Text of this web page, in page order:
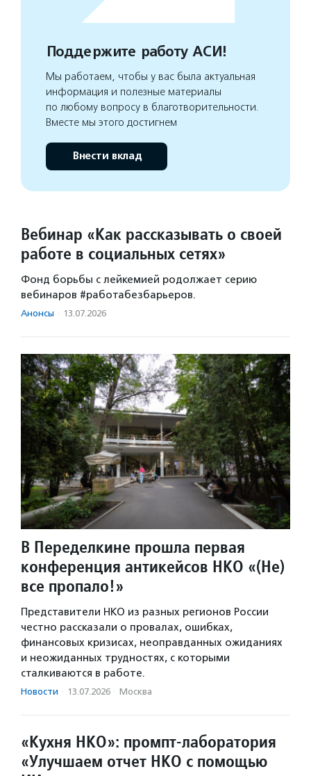
Поддержите работу АСИ!
Мы работаем, чтобы у вас была актуальная
информация и полезные материалы
по любому вопросу в благотворительности.
Вместе мы этого достигнем
Внести вклад
Вебинар «Как рассказывать о своей
работе в социальных сетях»
Фонд борьбы с лейкемией родолжает серию
вебинаров #работабезбарьеров.
Анонсы · 13.07.2026
В Переделкине прошла первая
конференция антикейсов НКО «(Не)
все пропало!»
Представители НКО из разных регионов России
честно рассказали о провалах, ошибках,
финансовых кризисах, неоправданных ожиданиях
и неожиданных трудностях, с которыми
сталкиваются в работе.
Новости · 13.07.2026 · Москва
«Кухня НКО»: промпт-лаборатория
«Улучшаем отчет НКО с помощью